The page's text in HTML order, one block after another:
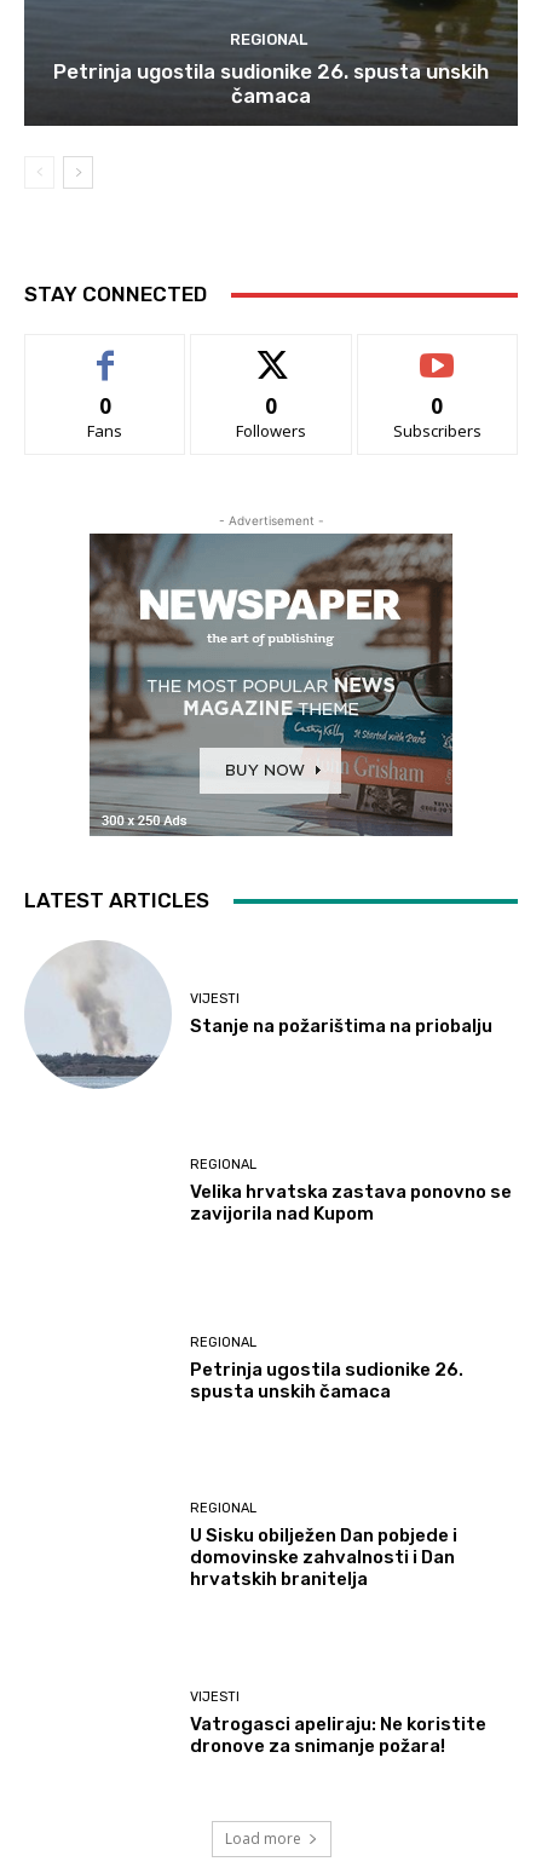
REGIONAL
Petrinja ugostila sudionike 26. spusta unskih
čamaca
STAY CONNECTED
0
Fans
0
Followers
0
Subscribers
- Advertisement -
LATEST ARTICLES
VIJESTI
Stanje na požarištima na priobalju
REGIONAL
Velika hrvatska zastava ponovno se
zavijorila nad Kupom
REGIONAL
Petrinja ugostila sudionike 26.
spusta unskih čamaca
REGIONAL
U Sisku obilježen Dan pobjede i
domovinske zahvalnosti i Dan
hrvatskih branitelja
VIJESTI
Vatrogasci apeliraju: Ne koristite
dronove za snimanje požara!
Load more